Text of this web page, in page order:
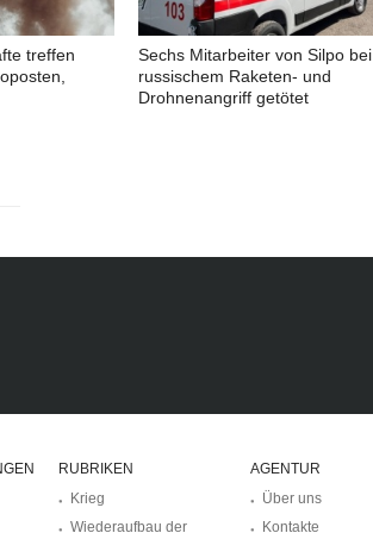
treffen
Sechs Mitarbeiter von Silpo bei
russischem Raketen- und
Drohnenangriff getötet
RUBRIKEN
Krieg
Wiederaufbau der
AGENTUR
Über uns
Kontakte